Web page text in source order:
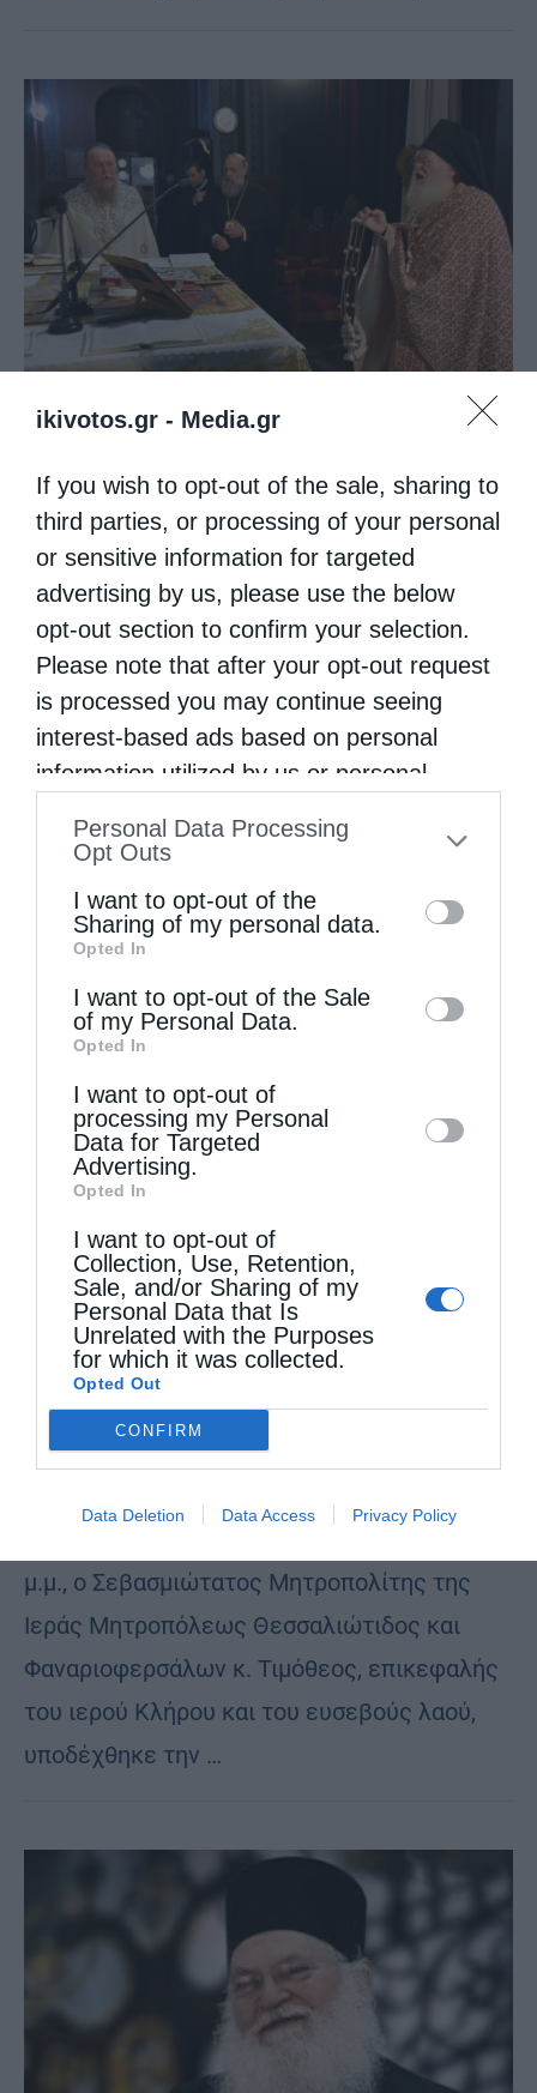
ikivotos.gr - Media.gr
If you wish to opt-out of the sale, sharing to
third parties, or processing of your personal
or sensitive information for targeted
advertising by us, please use the below
opt-out section to confirm your selection.
Please note that after your opt-out request
is processed you may continue seeing
interest-based ads based on personal
information utilized by us or personal
to your opt-out. You may separately opt-out
information by third parties on the IAB’s list
of downstream participants. This
information may also be disclosed by us to
third parties on theIAB’s List of
Downstream Participants
disclose it to other third parties.
Personal Data Processing
Opt Outs
I want to opt-out of the
Sharing of my personal data.
Opted In
I want to opt-out of the Sale
of my Personal Data.
Opted In
I want to opt-out of
processing my Personal
Data for Targeted
Advertising.
Opted In
I want to opt-out of
Collection, Use, Retention,
Sale, and/or Sharing of my
Personal Data that Is
Unrelated with the Purposes
for which it was collected.
Opted Out
CONFIRM
Data Deletion Data Access Privacy Policy
Όρθρος και Θεία Λειτουργία από τον
Καθηγούμενο της Ι.Μ.Μ. Βατοπαιδίου Γέροντα
Εφραίμ στην Καρδίτσα
ikivotos 15 Μαΐου 2025
Το πρωί της Τετάρτης 14 Μαΐου, μέσα σε
κλίμα βαθιάς κατάνυξης και πνευματικής
συγκίνησης, ο Πανοσιολογιώτατος
Αρχιμανδρίτης Γέρων Εφραίμ, Καθηγούμενος
της Ιεράς Μεγίστης Μονής Βατοπαιδίου
Αγίου Όρους, προέστη της ακολουθίας …
Επικαιρότητα Μητροπόλεις
Με λαμπρότητα, η Καρδίτσα υποδέχθηκε την
Αγία Ζώνη από τη Μονή Βατοπαιδίου
μ.μ., ο Σεβασμιώτατος Μητροπολίτης της
Ιεράς Μητροπόλεως Θεσσαλιώτιδος και
Φαναριοφερσάλων κ. Τιμόθεος, επικεφαλής
του ιερού Κλήρου και του ευσεβούς λαού,
υποδέχθηκε την …